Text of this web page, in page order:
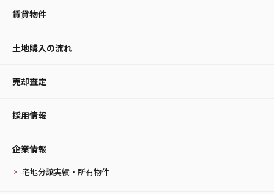
賃貸物件
土地購入の流れ
売却査定
採用情報
企業情報
宅地分譲実績・所有物件